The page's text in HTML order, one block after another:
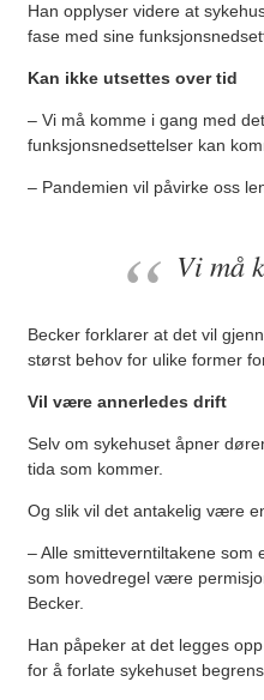
Han opplyser videre at
fase med sine
Kan ikke utsettes over tid
– Vi må komme i gang med
funksjonsnedsettelser kan
– Pandemien vil påvirke oss
Vi må
Becker forklarer at det vil
størst behov for ulike former
Vil være annerledes drift
Selv om sykehuset åpner
tida som kommer.
Og slik vil det antakelig være
– Alle smitteverntiltakene
som hovedregel være
Becker.
Han påpeker at det legges
for å forlate sykehuset